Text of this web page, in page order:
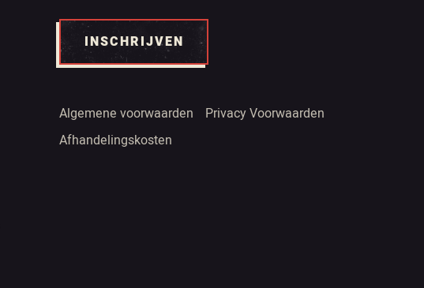
INSCHRIJVEN
Algemene voorwaarden
Privacy Voorwaarden
Afhandelingskosten